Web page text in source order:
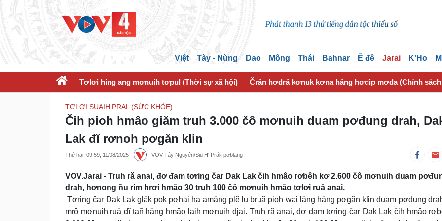
Việt Tày - Nùng Dao Mông Thái Bahnar Ê đê Jarai K'Ho
Tơlơi hing ang mơnuih tơpul (Thời sự xã hội) Črăn hơdră kơnuk kơna hăng hơdip mơda (Chính
TƠLƠI SUAIH PRAL (SỨC KHỎE)
Čih pioh hmâo giăm truh 3.000 čô mơnuih duam pơđung drah,
Lak đĭ rơnoh pơgăn klin
Thứ hai, 09:59, 11/08/2025 VOV Tây Nguyên/Siu H' Prăk pơblang
VOV.Jarai - Truh ră anai, đơ đam tơring čar Dak Lak čih hmâo rơbêh kơ 2.600 čô mơnuih duam
drah, hơnong ñu rim hrơi hmâo 30 truh 100 čô mơnuih hmâo tơlơi ruă anai.
Tơring čar Dak Lak glăk pok pơhai ha amăng plĕ lu bruă pioh wai lăng hăng pơgăn klin duam pơđung
mrô mơnuih ruă đĭ tañ hăng hmâo laih mơnuih djai. Truh ră anai, đơ đam tơring čar Dak Lak čih hmâo